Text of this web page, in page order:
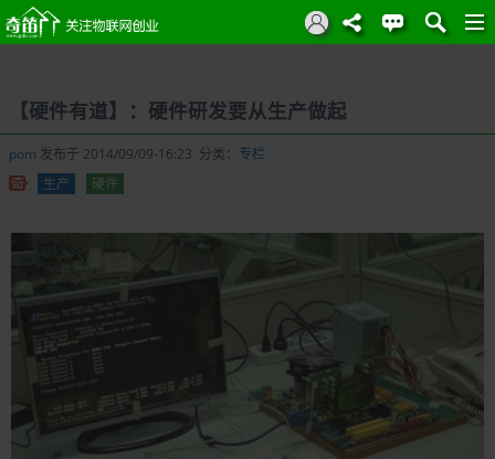
【硬件有道】：硬件研发要从生产做起
pom 发布于 2014/09/09-16:23 分类： 专栏
生产
硬件